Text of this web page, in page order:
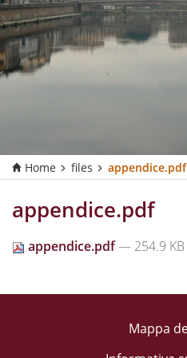
Home files appendice.pdf
appendice.pdf
appendice.pdf— 254.9 KB
Mappa